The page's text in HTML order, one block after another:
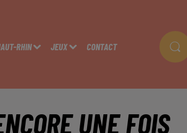
RHIN JEUX CONTACT
UNE FOIS